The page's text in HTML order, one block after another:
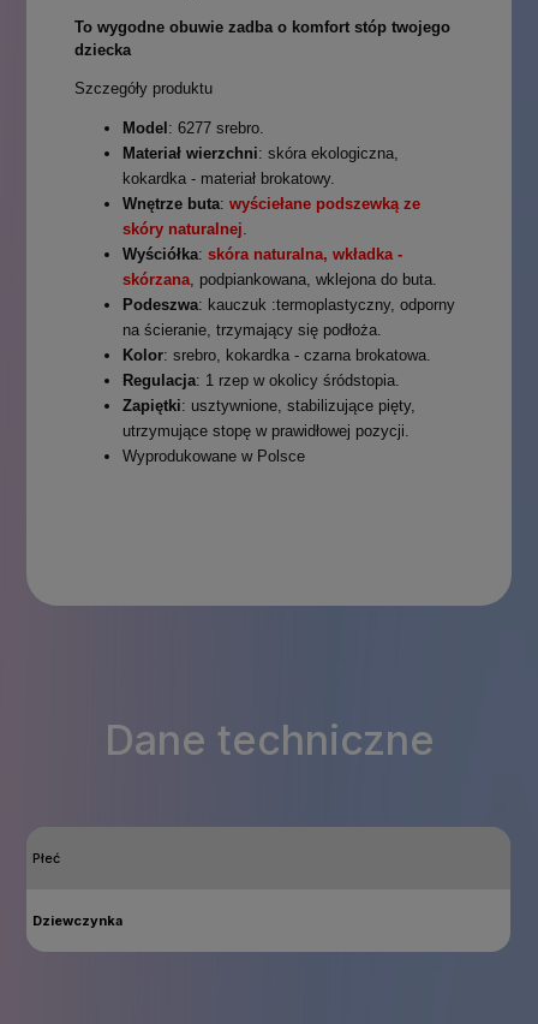
To wygodne obuwie zadba o komfort stóp twojego
dziecka
Szczegóły produktu
Model: 6277 srebro.
Materiał wierzchni: skóra ekologiczna,
kokardka - materiał brokatowy.
Wnętrze buta:wyściełane podszewką ze
skóry naturalnej
Wyściółka: skóra naturalna, wkładka -
skórzana , podpiankowana, wklejona do buta.
Podeszwa: kauczuk :termoplastyczny, odporny
na ścieranie, trzymający się podłoża.
Kolor: srebro, kokardka - czarna brokatowa.
Regulacja: 1 rzep w okolicy śródstopia.
Zapiętki: usztywnione, stabilizujące pięty,
utrzymujące stopę w prawidłowej pozycji.
Wyprodukowane w Polsce
Dane techniczne
Płeć
Dziewczynka